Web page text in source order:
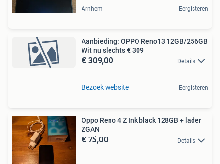
Arnhem Eergisteren
Aanbieding: OPPO Reno13 12GB/256GB
Wit nu slechts € 309
€ 309,00 Details
Bezoek website Eergisteren
Oppo Reno 4 Z Ink black 128GB + lader
ZGAN
€ 75,00 Details